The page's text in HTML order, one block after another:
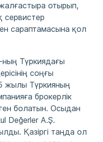
отырып,
сервистер
сараптамасына қол
Түркиядағы
соңғы
жылы Түркияның
брокерлік
болатын. Осыдан
Değerler A.Ş.
Қазіргі таңда ол